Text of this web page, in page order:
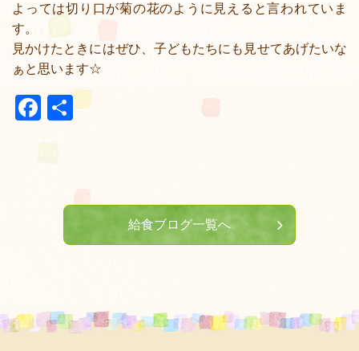
よっては切り口が菊の花のように見えると言われていま
す。
見かけたときにはぜひ、子どもたちにも見せてあげたいな
ぁと思います☆
Facebook
共
給食ブログ一覧へ